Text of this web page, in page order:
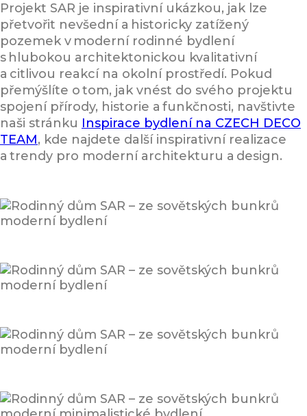
Projekt SAR je inspirativní ukázkou, jak lze
přetvořit nevšední a historicky zatížený
pozemek v moderní rodinné bydlení
s hlubokou architektonickou kvalitativní
a citlivou reakcí na okolní prostředí. Pokud
přemýšlíte o tom, jak vnést do svého projektu
spojení přírody, historie a funkčnosti, navštivte
naši stránku Inspirace bydlení na CZECH DECO
TEAM, kde najdete další inspirativní realizace
a trendy pro moderní architekturu a design.